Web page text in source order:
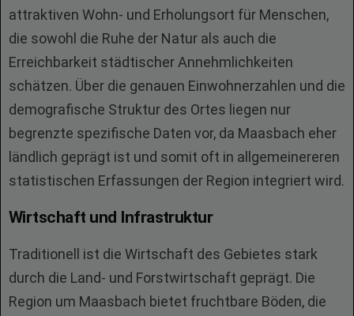
attraktiven Wohn- und Erholungsort für Menschen,
die sowohl die Ruhe der Natur als auch die
Erreichbarkeit städtischer Annehmlichkeiten
schätzen. Über die genauen Einwohnerzahlen und die
demografische Struktur des Ortes liegen nur
begrenzte spezifische Daten vor, da Maasbach eher
ländlich geprägt ist und somit oft in allgemeinereren
statistischen Erfassungen der Region integriert wird.
Wirtschaft und Infrastruktur
Traditionell ist die Wirtschaft des Gebietes stark
durch die Land- und Forstwirtschaft geprägt. Die
Region um Maasbach bietet fruchtbare Böden, die